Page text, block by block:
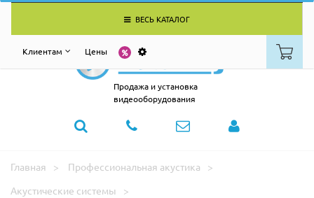
ВЕСЬ КАТАЛОГ
Клиентам Цены
Продажа и установка
видеооборудования
Главная
Профессиональная акустика
Акустические системы